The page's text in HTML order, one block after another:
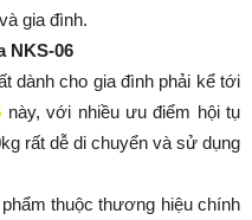
gia đình.
NKS-06
dành cho gia đình phải kể tới
này, với nhiều ưu điểm hội tụ
rất dễ di chuyển và sử dụng
thuộc thương hiệu chính